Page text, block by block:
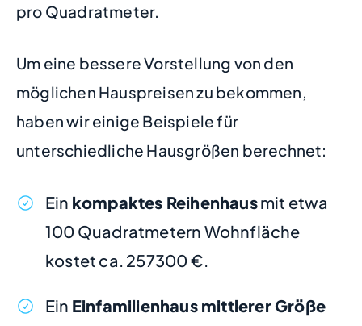
pro Quadratmeter.
Um eine bessere Vorstellung von den
möglichen Hauspreisen zu bekommen,
haben wir einige Beispiele für
unterschiedliche Hausgrößen berechnet:
Ein kompaktes Reihenhausmit etwa
100 Quadratmetern Wohnfläche
kostet ca. 257300 €.
Ein Einfamilienhaus mittlerer Größe